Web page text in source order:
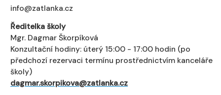
info@zatlanka.cz
Ředitelka školy
Mgr. Dagmar Škorpíková
Konzultační hodiny: úterý 15:00 - 17:00 hodin (po
předchozí rezervaci termínu prostřednictvím kanceláře
školy)
dagmar.skorpikova@zatlanka.cz